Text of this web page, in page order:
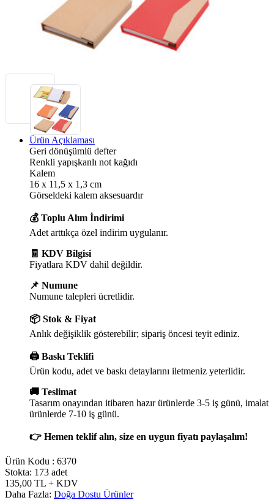
Ürün Açıklaması
Geri dönüşümlü defter
Renkli yapışkanlı not kağıdı
Kalem
16 x 11,5 x 1,3 cm
Görseldeki kalem aksesuardır
💰 Toplu Alım İndirimi
Adet arttıkça özel indirim uygulanır.
🧾 KDV Bilgisi
Fiyatlara KDV dahil değildir.
📌 Numune
Numune talepleri ücretlidir.
📦 Stok & Fiyat
Anlık değişiklik gösterebilir; sipariş öncesi teyit ediniz.
🖨️ Baskı Teklifi
Ürün kodu, adet ve baskı detaylarını iletmeniz yeterlidir.
🚚 Teslimat
Tasarım onayından itibaren hazır ürünlerde 3-5 iş günü, imalat
ürünlerde 7-10 iş günü.
👉 Hemen teklif alın, size en uygun fiyatı paylaşalım!
Ürün Kodu : 6370
Stokta: 173 adet
135,00 TL + KDV
Daha Fazla: Doğa Dostu Ürünler